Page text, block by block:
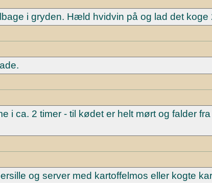
i gryden. Hæld hvidvin på og lad det koge
i ca. 2 timer - til kødet er helt mørt og falder
og server med kartoffelmos eller kogte